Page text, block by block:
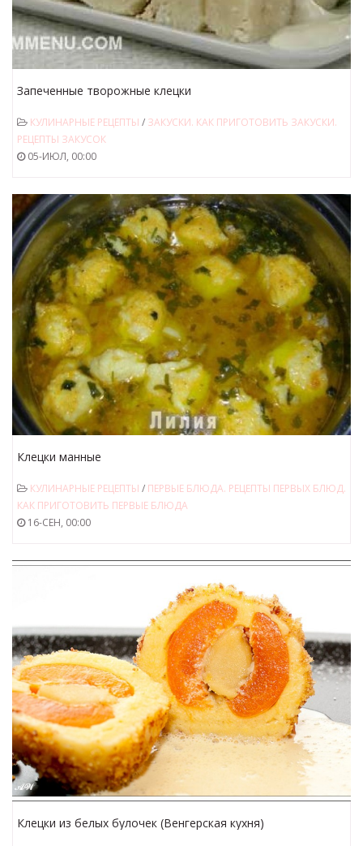
Запеченные творожные клецки
КУЛИНАРНЫЕ РЕЦЕПТЫ / ЗАКУСКИ. КАК ПРИГОТОВИТЬ ЗАКУСКИ.
РЕЦЕПТЫ ЗАКУСОК
05-ИЮЛ, 00:00
Клецки манные
КУЛИНАРНЫЕ РЕЦЕПТЫ / ПЕРВЫЕ БЛЮДА. РЕЦЕПТЫ ПЕРВЫХ БЛЮД.
КАК ПРИГОТОВИТЬ ПЕРВЫЕ БЛЮДА
16-СЕН, 00:00
Клецки из белых булочек (Венгерская кухня)